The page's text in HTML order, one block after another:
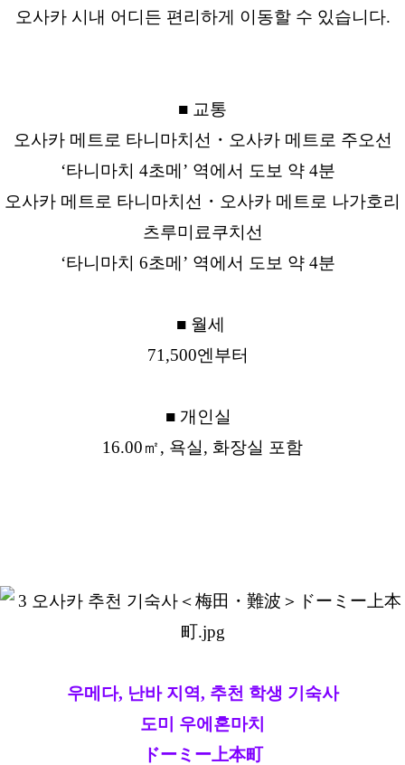
오사카 시내 어디든 편리하게 이동할 수 있습니다.
■ 교통
오사카 메트로 타니마치선・오사카 메트로 주오선
‘타니마치 4초메’ 역에서 도보 약 4분
오사카 메트로 타니마치선・오사카 메트로 나가호리
츠루미료쿠치선
‘타니마치 6초메’ 역에서 도보 약 4분
■ 월세
71,500엔부터
■ 개인실
16.00㎡, 욕실, 화장실 포함
우메다, 난바 지역, 추천 학생 기숙사
도미 우에혼마치
ドーミー上本町